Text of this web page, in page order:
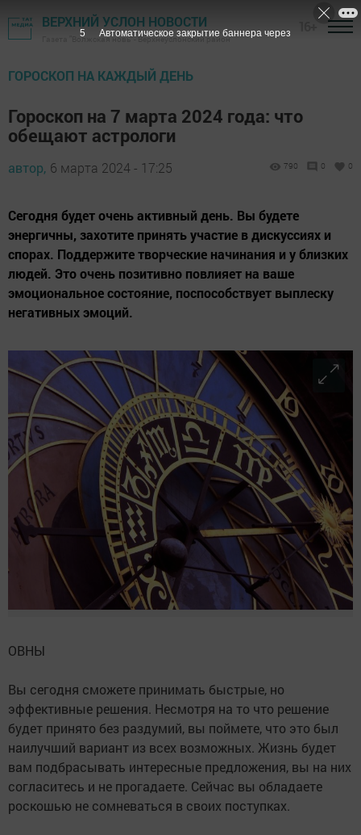
ВЕРХНИЙ УСЛОН НОВОСТИ
Газета "Волжская новь" - Верхнеуслонский район
ГОРОСКОП НА КАЖДЫЙ ДЕНЬ
Гороскоп на 7 марта 2024 года: что
обещают астрологи
автор, 6 марта 2024 - 17:25 790 0 0
Сегодня будет очень активный день. Вы будете
энергичны, захотите принять участие в дискуссиях и
спорах. Поддержите творческие начинания и у близких
людей. Это очень позитивно повлияет на ваше
эмоциональное состояние, поспособствует выплеску
негативных эмоций.
ОВНЫ
Вы сегодня сможете принимать быстрые, но
эффективные решения. Несмотря на то что решение
будет принято без раздумий, вы поймете, что это был
наилучший вариант из всех возможных. Жизнь будет
вам подбрасывать интересные предложения, вы на них
согласитесь и не прогадаете. Сейчас вы обладаете
роскошью не сомневаться в своих поступках.
3 Автоматическое закрытие баннера через